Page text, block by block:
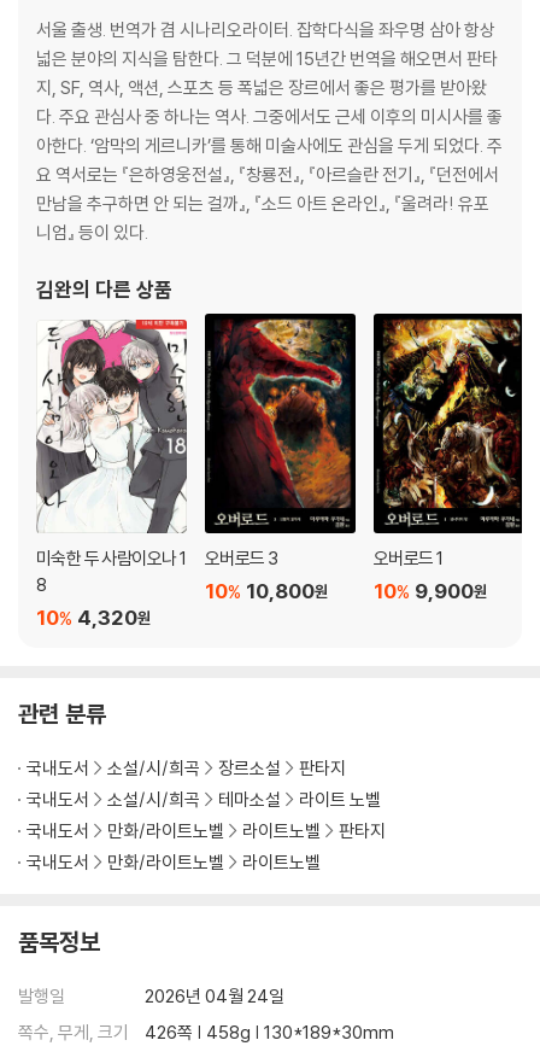
서울 출생. 번역가 겸 시나리오라이터. 잡학다식을 좌우명 삼아 항상
넓은 분야의 지식을 탐한다. 그 덕분에 15년간 번역을 해오면서 판타
지, SF, 역사, 액션, 스포츠 등 폭넓은 장르에서 좋은 평가를 받아왔
다. 주요 관심사 중 하나는 역사. 그중에서도 근세 이후의 미시사를 좋
아한다. ‘암막의 게르니카’를 통해 미술사에도 관심을 두게 되었다. 주
요 역서로는 『은하영웅전설』, 『창룡전』, 『아르슬란 전기』, 『던전에서
만남을 추구하면 안 되는 걸까』, 『소드 아트 온라인』, 『울려라! 유포
니엄』 등이 있다.
김완의 다른 상품
미숙한 두 사람이오나 1
8
4,320원
10%
오버로드 3
10,800원
10%
오버로드 1
9,900원
10%
관련 분류
국내도서 소설/시/희곡 장르소설
판타지
국내도서
소설/시/희곡 테마소설
라이트 노벨
국내도서
만화/라이트노벨 라이트노벨
판타지
국내도서
만화/라이트노벨 라이트노벨
품목정보
발행일
2026년 04월 24일
쪽수, 무게, 크기
426쪽 | 458g | 130*189*30mm